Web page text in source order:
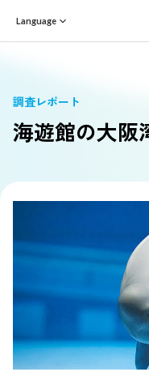
Language
調査レポート
海遊館の大阪